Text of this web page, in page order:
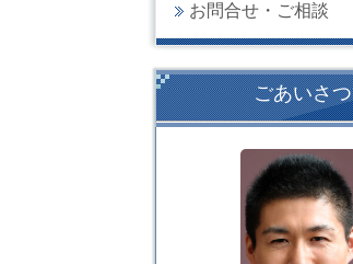
お問合せ・ご相談
ごあいさつ